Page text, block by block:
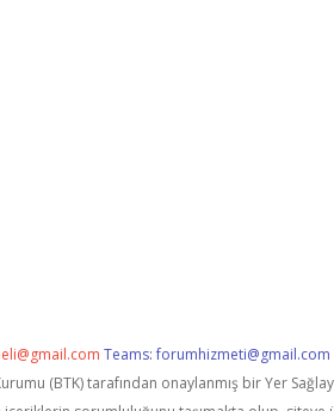
Teams:forumhizmeti@gmail.com
(BTK) tarafından onaylanmış bir Yer